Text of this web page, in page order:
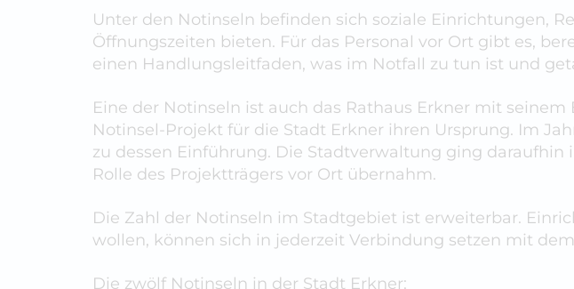
Unter den Notinseln befinden sich soziale Einrichtungen,
Öffnungszeiten bieten. Für das Personal vor Ort gibt es,
einen Handlungsleitfaden, was im Notfall zu tun ist und
Eine der Notinseln ist auch das Rathaus Erkner mit
Notinsel-Projekt für die Stadt Erkner ihren Ursprung. Im
zu dessen Einführung. Die Stadtverwaltung ging
Rolle des Projektträgers vor Ort übernahm.
Die Zahl der Notinseln im Stadtgebiet ist erweiterbar.
wollen, können sich in jederzeit Verbindung setzen mit
Die zwölf Notinseln in der Stadt Erkner: